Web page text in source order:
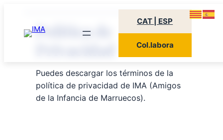
CAT | ESP
Col.labora
Política de
Puedes descargar los términos de la
política de privacidad de IMA (Amigos
de la Infancia de Marruecos).